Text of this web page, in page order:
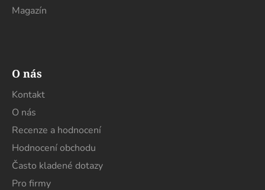
Magazín
O nás
Kontakt
O nás
Recenze a hodnocení
Hodnocení obchodu
Často kladené dotazy
Pro firmy